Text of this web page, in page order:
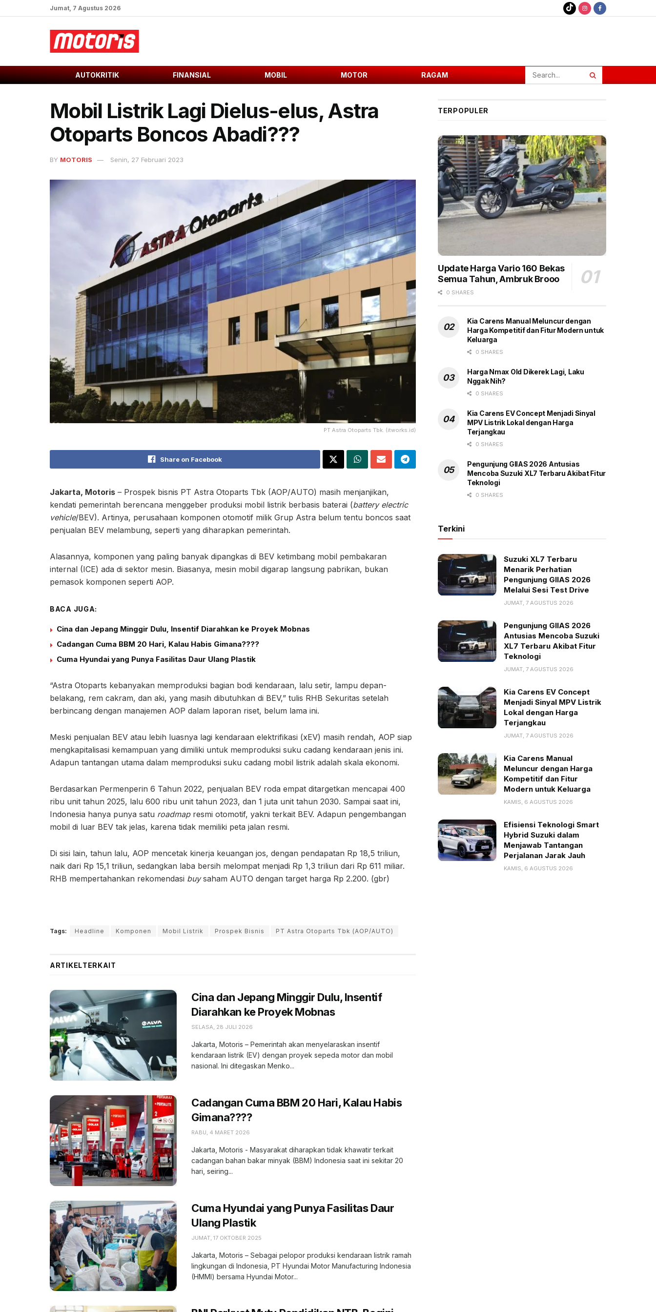
Jumat, 7 Agustus 2026
AUTOKRITIK FINANSIAL MOBIL MOTOR RAGAM
Mobil Listrik Lagi Dielus-elus, Astra
Otoparts Boncos Abadi???
BY MOTORIS Senin, 27 Februari 2023
PT Astra Otoparts Tbk. (itworks.id)
Share on Facebook
Jakarta, Motoris – Prospek bisnis PT Astra Otoparts Tbk (AOP/AUTO) masih menjanjikan,
kendati pemerintah berencana menggeber produksi mobil listrik berbasis baterai (battery electric
vehicle/BEV). Artinya, perusahaan komponen otomotif milik Grup Astra belum tentu boncos saat
penjualan BEV melambung, seperti yang diharapkan pemerintah.
Alasannya, komponen yang paling banyak dipangkas di BEV ketimbang mobil pembakaran
internal (ICE) ada di sektor mesin. Biasanya, mesin mobil digarap langsung pabrikan, bukan
pemasok komponen seperti AOP.
BACA JUGA:
Cina dan Jepang Minggir Dulu, Insentif Diarahkan ke Proyek Mobnas
Cadangan Cuma BBM 20 Hari, Kalau Habis Gimana????
Cuma Hyundai yang Punya Fasilitas Daur Ulang Plastik
“Astra Otoparts kebanyakan memproduksi bagian bodi kendaraan, lalu setir, lampu depan-
belakang, rem cakram, dan aki, yang masih dibutuhkan di BEV,” tulis RHB Sekuritas setelah
berbincang dengan manajemen AOP dalam laporan riset, belum lama ini.
Meski penjualan BEV atau lebih luasnya lagi kendaraan elektrifikasi (xEV) masih rendah, AOP siap
mengkapitalisasi kemampuan yang dimiliki untuk memproduksi suku cadang kendaraan jenis ini.
Adapun tantangan utama dalam memproduksi suku cadang mobil listrik adalah skala ekonomi.
Berdasarkan Permenperin 6 Tahun 2022, penjualan BEV roda empat ditargetkan mencapai 400
ribu unit tahun 2025, lalu 600 ribu unit tahun 2023, dan 1 juta unit tahun 2030. Sampai saat ini,
Indonesia hanya punya satu roadmapresmi otomotif, yakni terkait BEV. Adapun pengembangan
mobil di luar BEV tak jelas, karena tidak memiliki peta jalan resmi.
Di sisi lain, tahun lalu, AOP mencetak kinerja keuangan jos, dengan pendapatan Rp 18,5 triliun,
naik dari Rp 15,1 triliun, sedangkan laba bersih melompat menjadi Rp 1,3 triliun dari Rp 611 miliar.
RHB mempertahankan rekomendasi buysaham AUTO dengan target harga Rp 2.200. (gbr)
Tags: Headline Komponen Mobil Listrik Prospek Bisnis PT Astra Otoparts Tbk (AOP/AUTO)
ARTIKELTERKAIT
Cina dan Jepang Minggir Dulu, Insentif
Diarahkan ke Proyek Mobnas
SELASA, 28 JULI 2026
Jakarta, Motoris – Pemerintah akan menyelaraskan insentif
kendaraan listrik (EV) dengan proyek sepeda motor dan mobil
nasional. Ini ditegaskan Menko...
Cadangan Cuma BBM 20 Hari, Kalau Habis
Gimana????
RABU, 4 MARET 2026
Jakarta, Motoris - Masyarakat diharapkan tidak khawatir terkait
cadangan bahan bakar minyak (BBM) Indonesia saat ini sekitar 20
hari, seiring...
Cuma Hyundai yang Punya Fasilitas Daur
Ulang Plastik
JUMAT, 17 OKTOBER 2025
Jakarta, Motoris – Sebagai pelopor produksi kendaraan listrik ramah
lingkungan di Indonesia, PT Hyundai Motor Manufacturing Indonesia
(HMMI) bersama Hyundai Motor...
TERPOPULER
Update Harga Vario 160 Bekas
Semua Tahun, Ambruk Brooo
0 SHARES
Kia Carens Manual Meluncur dengan
Harga Kompetitif dan Fitur Modern untuk
Keluarga
0 SHARES
Harga Nmax Old Dikerek Lagi, Laku
Nggak Nih?
0 SHARES
Kia Carens EV Concept Menjadi Sinyal
MPV Listrik Lokal dengan Harga
Terjangkau
0 SHARES
Pengunjung GIIAS 2026 Antusias
Mencoba Suzuki XL7 Terbaru Akibat Fitur
Teknologi
0 SHARES
Terkini
Suzuki XL7 Terbaru
Menarik Perhatian
Pengunjung GIIAS 2026
Melalui Sesi Test Drive
JUMAT, 7 AGUSTUS 2026
Pengunjung GIIAS 2026
Antusias Mencoba Suzuki
XL7 Terbaru Akibat Fitur
Teknologi
JUMAT, 7 AGUSTUS 2026
Kia Carens EV Concept
Menjadi Sinyal MPV Listrik
Lokal dengan Harga
Terjangkau
JUMAT, 7 AGUSTUS 2026
Kia Carens Manual
Meluncur dengan Harga
Kompetitif dan Fitur
Modern untuk Keluarga
KAMIS, 6 AGUSTUS 2026
Efisiensi Teknologi Smart
Hybrid Suzuki dalam
Menjawab Tantangan
Perjalanan Jarak Jauh
KAMIS, 6 AGUSTUS 2026